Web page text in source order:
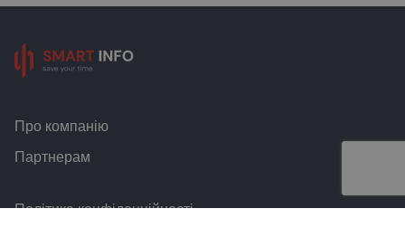
Про компанію
Партнерам
Політика конфіденційності